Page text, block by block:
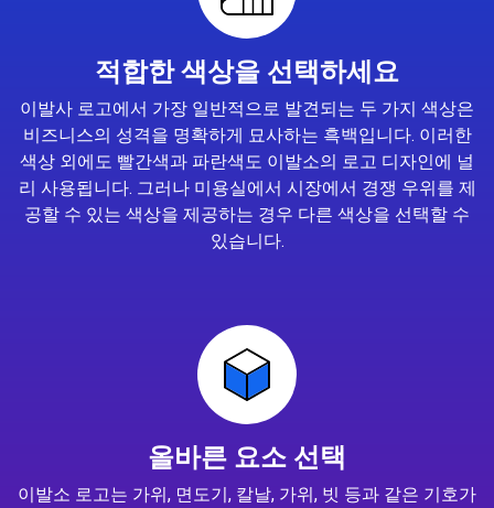
적합한 색상을 선택하세요
이발사 로고에서 가장 일반적으로 발견되는 두 가지 색상은
비즈니스의 성격을 명확하게 묘사하는 흑백입니다. 이러한
색상 외에도 빨간색과 파란색도 이발소의 로고 디자인에 널
리 사용됩니다. 그러나 미용실에서 시장에서 경쟁 우위를 제
공할 수 있는 색상을 제공하는 경우 다른 색상을 선택할 수
있습니다.
올바른 요소 선택
이발소 로고는 가위, 면도기, 칼날, 가위, 빗 등과 같은 기호가